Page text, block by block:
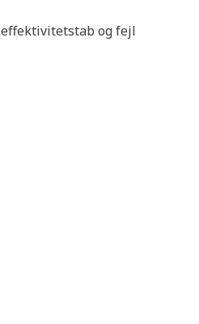
og fejl